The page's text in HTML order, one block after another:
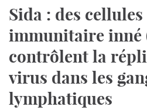
Sida : des
immunitaire inné
contrôlent la
virus dans les
lymphatiques